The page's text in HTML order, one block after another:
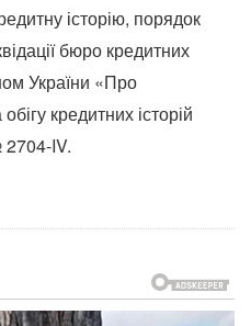
історію, порядок
бюро кредитних
України «Про
кредитних історій
2704-IV.